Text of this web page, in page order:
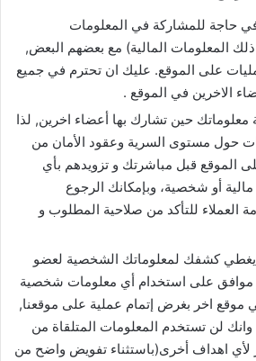
حاجة للمشاركة في المعلومات
المعلومات المالية) مع بعضهم البعض,
على الموقع. عليك ان تحترم في جميع
الاخرين في الموقع .
حين تشارك بها أعضاء اخرين, لذا
حول مستوى السرية وعقود الأمان من
الموقع قبل مباشرتك و تزويدهم بأي
مالية أو شخصية، وبإمكانك الرجوع
للتأكد من صلاحية المطلوب و
يغطي كشفك لمعلوماتك الشخصية لعضو
موافق على استخدام أي معلومات شخصية
موقع اخر بغرض إتمام عملية على موقعنا,
لن تستخدم المعلومات المتلقاة من
اهداف أخرى(باستثناء تفويض واضح من